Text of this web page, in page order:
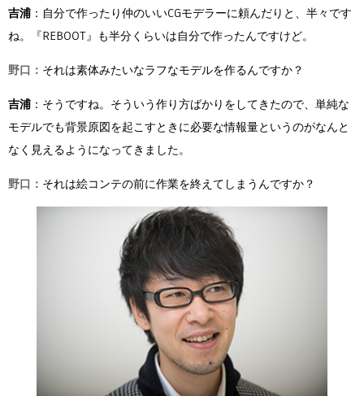
吉浦 ：自分で作ったり仲のいいCGモデラーに頼んだりと、半々です
ね。『REBOOT』も半分くらいは自分で作ったんですけど。
野口： それは素体みたいなラフなモデルを作るんですか？
吉浦 ：そうですね。そういう作り方ばかりをしてきたので、単純な
モデルでも背景原図を起こすときに必要な情報量というのがなんと
なく見えるようになってきました。
野口： それは絵コンテの前に作業を終えてしまうんですか？